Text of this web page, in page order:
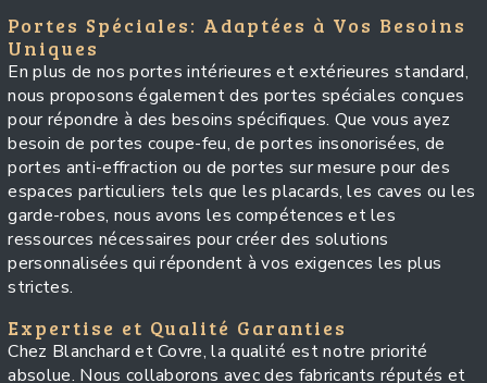
Portes Spéciales: Adaptées à Vos Besoins
Uniques
En plus de nos portes intérieures et extérieures standard,
nous proposons également des portes spéciales conçues
pour répondre à des besoins spécifiques. Que vous ayez
besoin de portes coupe-feu, de portes insonorisées, de
portes anti-effraction ou de portes sur mesure pour des
espaces particuliers tels que les placards, les caves ou les
garde-robes, nous avons les compétences et les
ressources nécessaires pour créer des solutions
personnalisées qui répondent à vos exigences les plus
strictes.
Expertise et Qualité Garanties
Chez Blanchard et Covre, la qualité est notre priorité
absolue. Nous collaborons avec des fabricants réputés et